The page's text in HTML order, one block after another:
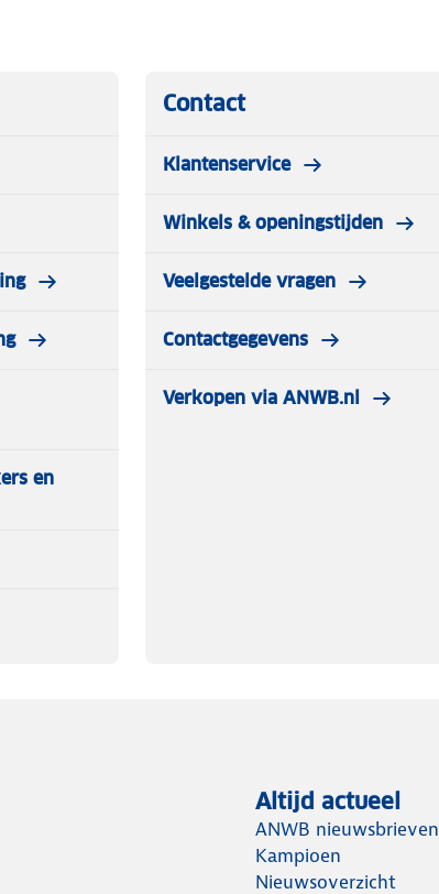
en
Contact
Klantenservice
Winkels & openingstijden
Veelgestelde vragen
Contactgegevens
Verkopen via ANWB.nl
Altijd actueel
ANWB nieuwsbrieven
Kampioen
Nieuwsoverzicht